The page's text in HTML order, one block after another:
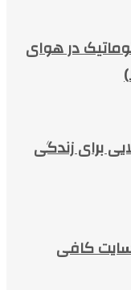
در هوای
برای زندگی
سایت کافی